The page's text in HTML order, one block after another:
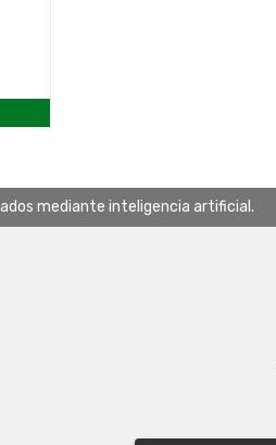
mediante inteligencia artificial.